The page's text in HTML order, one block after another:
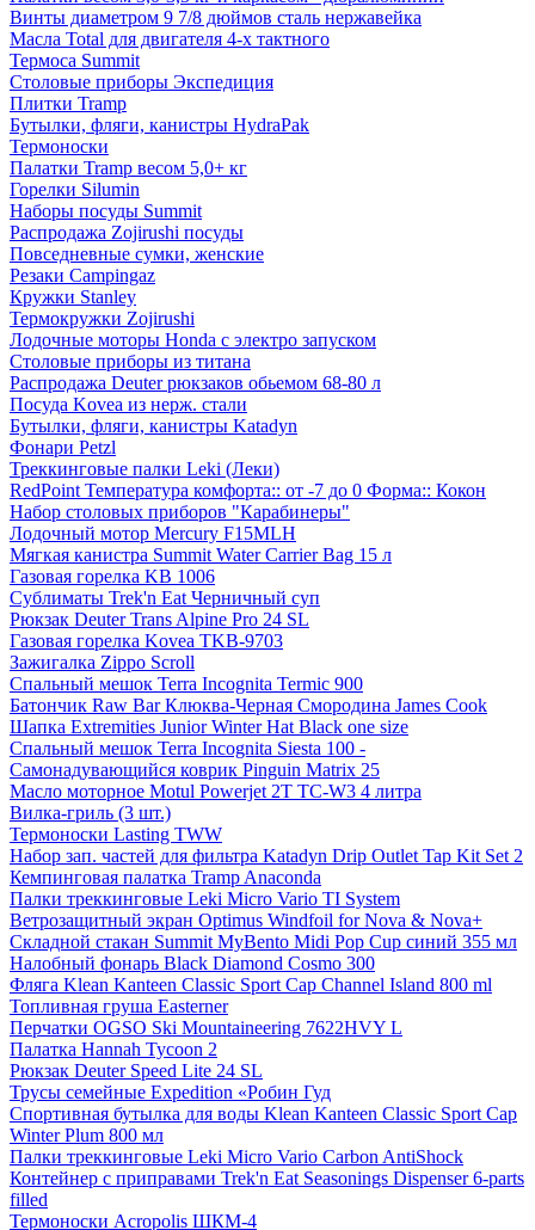
Винты диаметром 9 7/8 дюймов сталь нержавейка
Масла Total для двигателя 4-х тактного
Термоса Summit
Столовые приборы Экспедиция
Плитки Tramp
Бутылки, фляги, канистры HydraPak
Термоноски
Палатки Tramp весом 5,0+ кг
Горелки Silumin
Наборы посуды Summit
Распродажа Zojirushi посуды
Повседневные сумки, женские
Резаки Campingaz
Кружки Stanley
Термокружки Zojirushi
Лодочные моторы Honda с электро запуском
Столовые приборы из титана
Распродажа Deuter рюкзаков обьемом 68-80 л
Посуда Kovea из нерж. стали
Бутылки, фляги, канистры Katadyn
Фонари Petzl
Треккинговые палки Leki (Леки)
RedPoint Температура комфорта:: от -7 до 0 Форма:: Кокон
Набор столовых приборов "Карабинеры"
Лодочный мотор Mercury F15MLH
Мягкая канистра Summit Water Carrier Bag 15 л
Газовая горелка KB 1006
Сублиматы Trek'n Eat Черничный суп
Рюкзак Deuter Trans Alpine Pro 24 SL
Газовая горелка Kovea TKB-9703
Зажигалка Zippo Scroll
Спальный мешок Terra Incognita Termic 900
Батончик Raw Bar Клюква-Черная Смородина James Cook
Шапка Extremities Junior Winter Hat Black one size
Спальный мешок Terra Incognita Siesta 100 -
Самонадувающийся коврик Pinguin Matrix 25
Масло моторное Motul Powerjet 2T TC-W3 4 литра
Вилка-гриль (3 шт.)
Термоноски Lasting TWW
Набор зап. частей для фильтра Katadyn Drip Outlet Tap Kit Set 2
Кемпинговая палатка Tramp Anaconda
Палки треккинговые Leki Micro Vario TI System
Ветрозащитный экран Optimus Windfoil for Nova & Nova+
Складной стакан Summit MyBento Midi Pop Cup синий 355 мл
Налобный фонарь Black Diamond Cosmo 300
Фляга Klean Kanteen Classic Sport Cap Channel Island 800 ml
Топливная груша Easterner
Перчатки OGSO Ski Mountaineering 7622HVY L
Палатка Hannah Tycoon 2
Рюкзак Deuter Speed Lite 24 SL
Трусы семейные Expedition «Робин Гуд
Спортивная бутылка для воды Klean Kanteen Classic Sport Cap
Winter Plum 800 мл
Палки треккинговые Leki Micro Vario Carbon AntiShock
Контейнер с приправами Trek'n Eat Seasonings Dispenser 6-parts
filled
Термоноски Acropolis ШКМ-4